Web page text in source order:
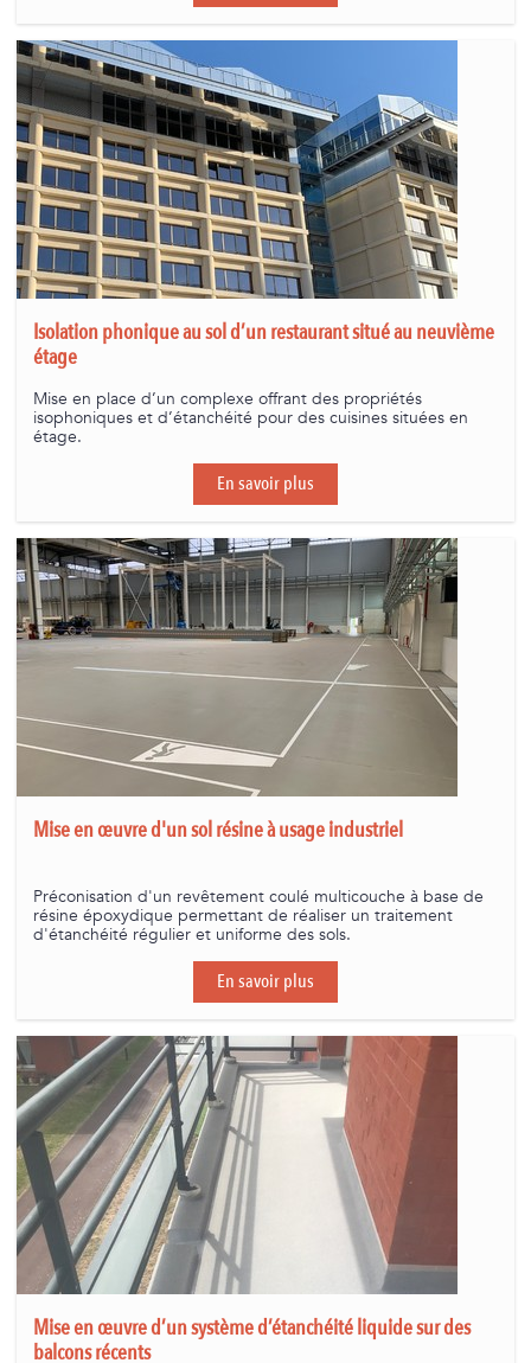
Isolation phonique au sol d’un restaurant situé au neuvième
étage
Mise en place d’un complexe offrant des propriétés
isophoniques et d’étanchéité pour des cuisines situées en
étage.
En savoir plus
Mise en œuvre d'un sol résine à usage industriel
Préconisation d'un revêtement coulé multicouche à base de
résine époxydique permettant de réaliser un traitement
d'étanchéité régulier et uniforme des sols.
En savoir plus
Mise en œuvre d’un système d’étanchéité liquide sur des
balcons récents